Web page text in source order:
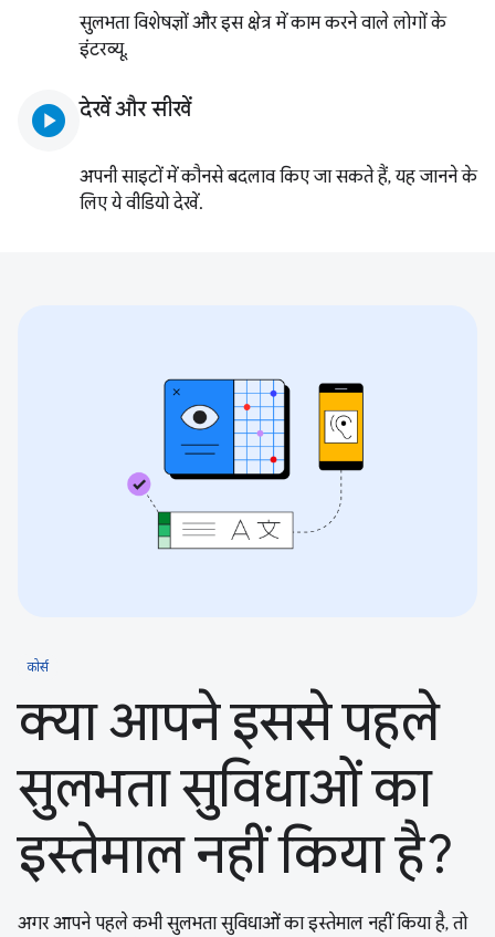
सुलभता विशेषज्ञों और इस क्षेत्र में काम करने वाले लोगों के
इंटरव्यू.
play_circle देखें और सीखें
अपनी साइटों में कौनसे बदलाव किए जा सकते हैं, यह जानने के
लिए ये वीडियो देखें.
कोर्स
क्या आपने इससे पहले
सुलभता सुविधाओं का
इस्तेमाल नहीं किया है?
अगर आपने पहले कभी सुलभता सुविधाओं का इस्तेमाल नहीं किया है, तो